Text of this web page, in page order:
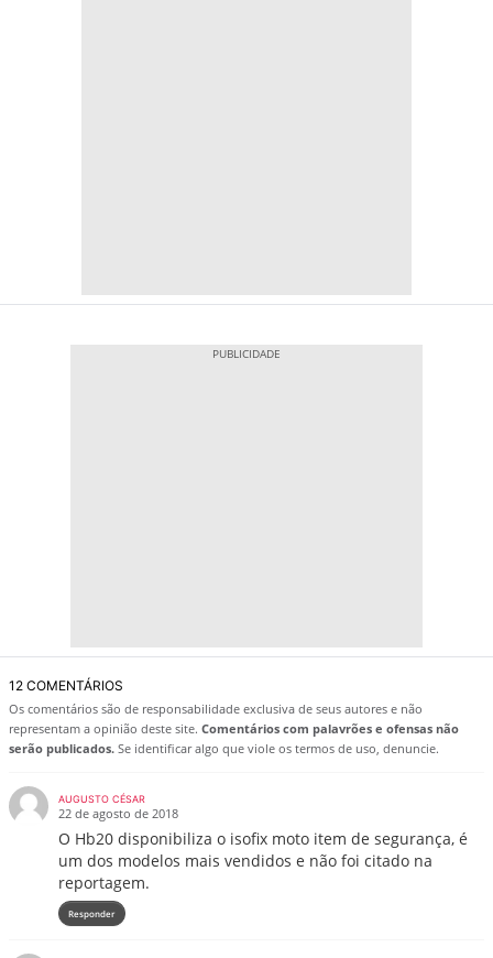
12 COMENTÁRIOS
Os comentários são de responsabilidade exclusiva de seus autores e não
representam a opinião deste site. Comentários com palavrões e ofensas não
serão publicados. Se identificar algo que viole os termos de uso, denuncie.
AUGUSTO CÉSAR
22 de agosto de 2018
O Hb20 disponibiliza o isofix moto item de segurança, é
um dos modelos mais vendidos e não foi citado na
reportagem.
Responder